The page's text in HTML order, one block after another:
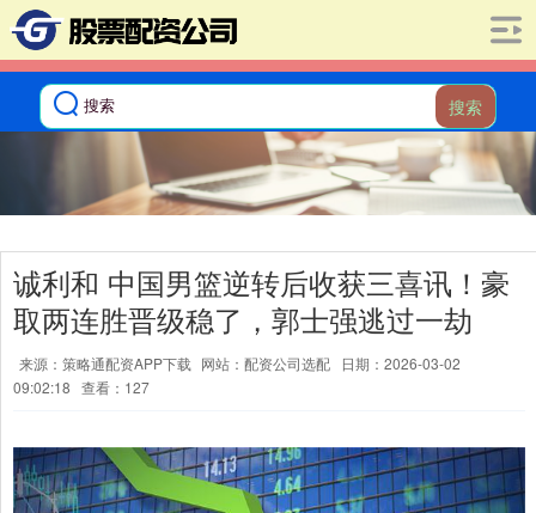
搜索
诚利和 中国男篮逆转后收获三喜讯！豪
取两连胜晋级稳了，郭士强逃过一劫
来源：策略通配资APP下载 网站：配资公司选配
日期：2026-03-02
09:02:18 查看：127